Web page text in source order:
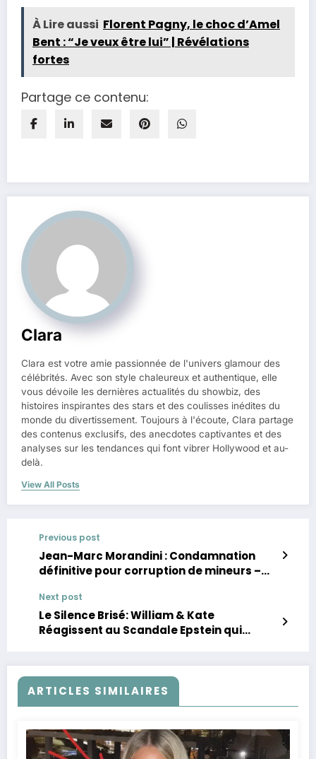
À Lire aussi Florent Pagny, le choc d’Amel
Bent : “Je veux être lui” | Révélations
fortes
Partage ce contenu:
Clara
Clara est votre amie passionnée de l'univers glamour des
célébrités. Avec son style chaleureux et authentique, elle
vous dévoile les dernières actualités du showbiz, des
histoires inspirantes des stars et des coulisses inédites du
monde du divertissement. Toujours à l'écoute, Clara partage
des contenus exclusifs, des anecdotes captivantes et des
analyses sur les tendances qui font vibrer Hollywood et au-
delà.
View All Posts
Previous post
Jean-Marc Morandini : Condamnation
définitive pour corruption de mineurs –
Next post
Le Silence Brisé: William & Kate
Réagissent au Scandale Epstein qui
ARTICLES SIMILAIRES